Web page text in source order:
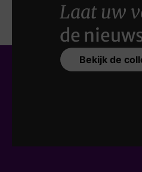
Laat uw
de
Bekijk de